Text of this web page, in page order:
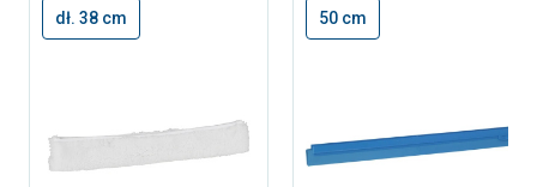
dł. 38 cm 50 cm